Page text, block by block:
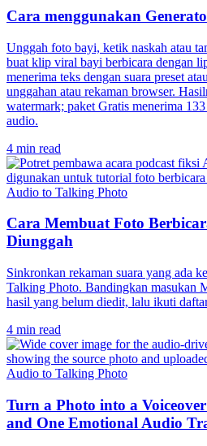
Cara menggunakan
Unggah foto bayi, ketik naskah atau
buat klip viral bayi berbicara dengan
menerima teks dengan suara preset
unggahan atau rekaman browser.
watermark; paket Gratis menerima
audio.
4 min read
Audio to Talking Photo
Cara Membuat Foto
Diunggah
Sinkronkan rekaman suara yang ada
Talking Photo. Bandingkan masukan
hasil yang belum diedit, lalu ikuti
4 min read
Audio to Talking Photo
Turn a Photo into a
and One Emotional Audio